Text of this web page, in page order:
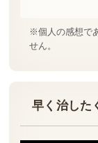
※個人の感想で
せん。
早く治した